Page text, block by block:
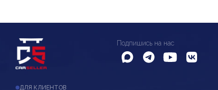
Подпишись на нас
ДЛЯ КЛИЕНТОВ